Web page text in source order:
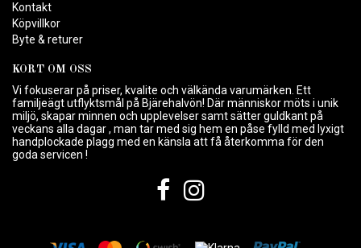
Kontakt
Köpvillkor
Byte & returer
KORT OM OSS
Vi fokuserar på priser, kvalite och välkända varumärken. Ett
familjeägt utflyktsmål på Bjärehalvön! Där människor möts i unik
miljö, skapar minnen och upplevelser samt sätter guldkant på
veckans alla dagar , man tar med sig hem en påse fylld med lyxigt
handplockade plagg med en känsla att få återkomma för den
goda servicen !